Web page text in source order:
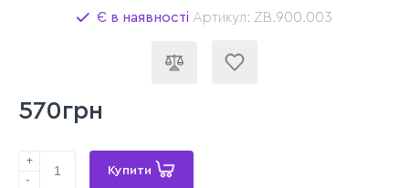
Є в наявності Артикул: ZB.900.003
570грн
+
-
Купити